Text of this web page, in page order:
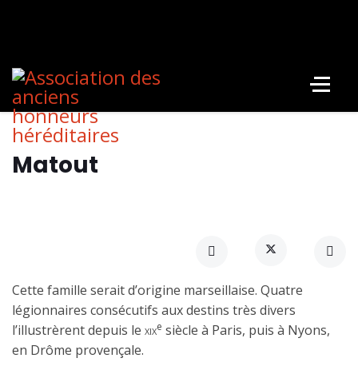
Matout
Cette famille serait d’origine marseillaise. Quatre
légionnaires consécutifs aux destins très divers
l’illustrèrent depuis le xixe siècle à Paris, puis à Nyons,
en Drôme provençale.